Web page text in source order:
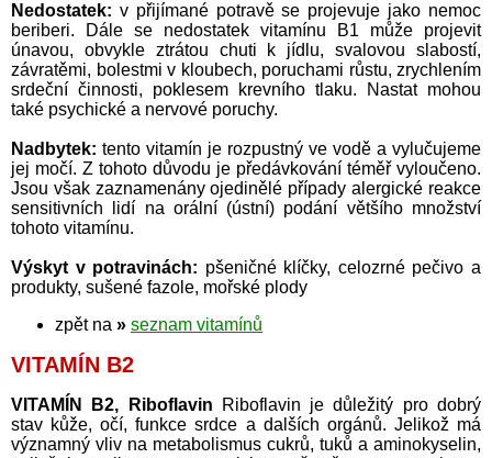
Nedostatek: v přijímané potravě se projevuje jako nemoc
beriberi. Dále se nedostatek vitamínu B1 může projevit
únavou, obvykle ztrátou chuti k jídlu, svalovou slabostí,
závratěmi, bolestmi v kloubech, poruchami růstu, zrychlením
srdeční činnosti, poklesem krevního tlaku. Nastat mohou
také psychické a nervové poruchy.
Nadbytek: tento vitamín je rozpustný ve vodě a vylučujeme
jej močí. Z tohoto důvodu je předávkování téměř vyloučeno.
Jsou však zaznamenány ojedinělé případy alergické reakce
sensitivních lidí na orální (ústní) podání většího množství
tohoto vitamínu.
Výskyt v potravinách: pšeničné klíčky, celozrné pečivo a
produkty, sušené fazole, mořské plody
zpět na » seznam vitamínů
VITAMÍN B2
VITAMÍN B2, Riboflavin Riboflavin je důležitý pro dobrý
stav kůže, očí, funkce srdce a dalších orgánů. Jelikož má
významný vliv na metabolismus cukrů, tuků a aminokyselin,